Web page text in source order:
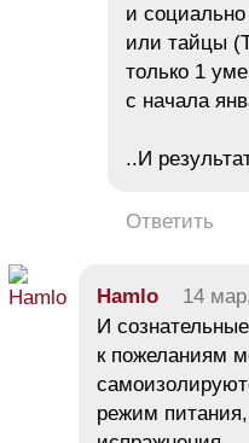
и социально
или тайцы
только 1
с начала
..И
Ответить
Hamlo 14
И
к пожеланиям
режим